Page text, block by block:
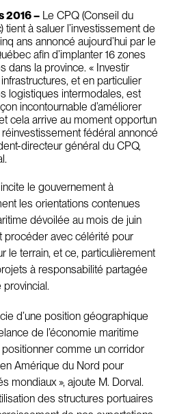
2016 – Le CPQ (Conseil du
tient à saluer l’investissement de
ans annoncé aujourd’hui par le
afin d’implanter 16 zones
dans la province. « Investir
et en particulier
logistiques intermodales, est
incontournable d’améliorer
cela arrive au moment opportun
fédéral annoncé
directeur général du CPQ,
le gouvernement à
les orientations contenues
dévoilée au mois de juin
procéder avec célérité pour
le terrain, et ce, particulièrement
à responsabilité partagée
d’une position géographique
de l’économie maritime
comme un corridor
Amérique du Nord pour
mondiaux », ajoute M. Dorval.
des structures portuaires